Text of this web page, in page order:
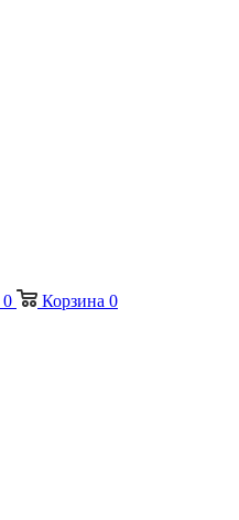
0 Корзина 0